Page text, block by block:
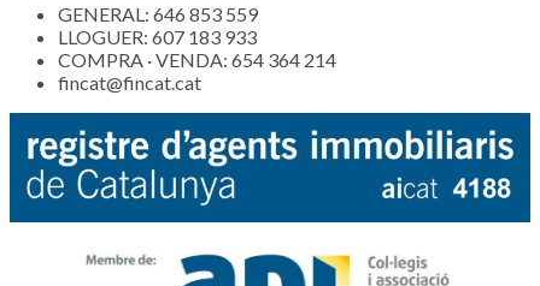
GENERAL: 646 853 559
LLOGUER: 607 183 933
COMPRA · VENDA: 654 364 214
fincat@fincat.cat